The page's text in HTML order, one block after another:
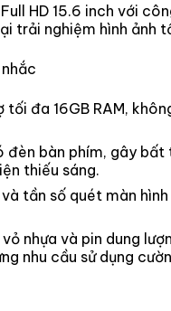
HD 15.6 inch với
trải nghiệm hình ảnh
tối đa 16GB RAM,
đèn bàn phím, gây bất
thiếu sáng.
tần số quét màn
nhựa và pin dung
nhu cầu sử dụng